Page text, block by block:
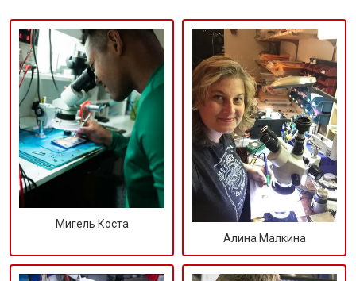
Мигель Коста
Алина Малкина